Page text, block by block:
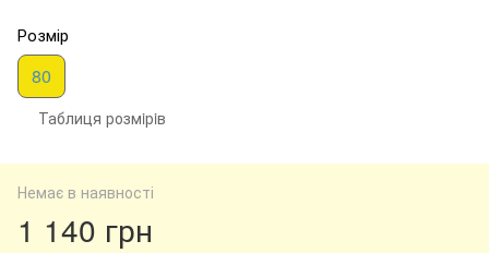
Розмір
80
Таблиця розмiрiв
Немає в наявності
1 140 грн